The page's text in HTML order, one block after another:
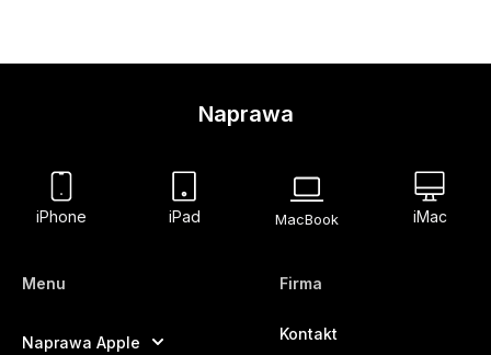
Naprawa
iPhone iPad MacBook iMac
Menu
Naprawa Apple
Firma
Kontakt